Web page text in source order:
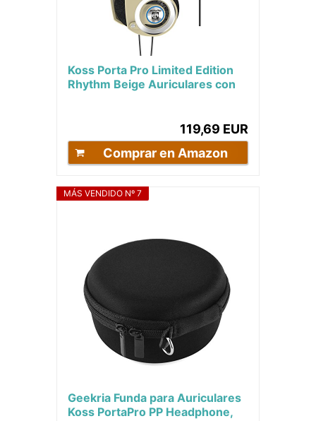
Koss Porta Pro Limited Edition
Rhythm Beige Auriculares con
119,69 EUR
Comprar en Amazon
MÁS VENDIDO Nº 7
Geekria Funda para Auriculares
Koss PortaPro PP Headphone,